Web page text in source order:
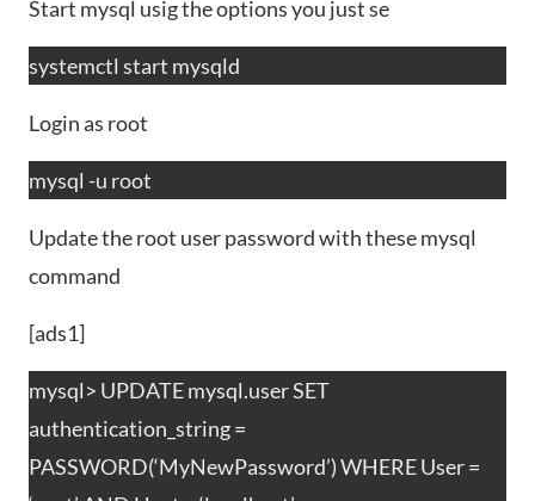
Start mysql usig the options you just se
systemctl start mysqld
Login as root
mysql -u root
Update the root user password with these mysql
command
[ads1]
mysql> UPDATE mysql.user SET
authentication_string =
PASSWORD(‘MyNewPassword’) WHERE User =